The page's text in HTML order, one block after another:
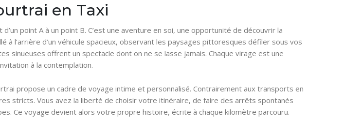
en Taxi
point A à un point B. C’est une aventure en soi, une opportunité de découvrir la
à l’arrière d’un véhicule spacieux, observant les paysages pittoresques défiler sous vos
sinueuses offrent un spectacle dont on ne se lasse jamais. Chaque virage est une
à la contemplation.
propose un cadre de voyage intime et personnalisé. Contrairement aux transports en
stricts. Vous avez la liberté de choisir votre itinéraire, de faire des arrêts spontanés
Ce voyage devient alors votre propre histoire, écrite à chaque kilomètre parcouru.